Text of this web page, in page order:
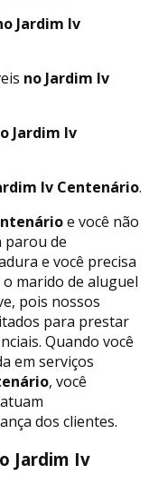
Jardim Iv
no Jardim Iv
Jardim Iv
Iv Centenário.
e você não
parou de
e você precisa
o marido de aluguel
pois nossos
para prestar
Quando você
em serviços
, você
dos clientes.
Jardim Iv